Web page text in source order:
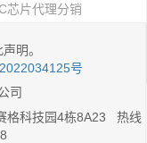
芯片代理分销
明。
号
司
格科技园4栋8A23 热线